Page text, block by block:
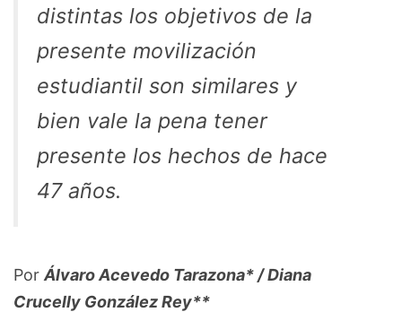
distintas los objetivos de la
presente movilización
estudiantil son similares y
bien vale la pena tener
presente los hechos de hace
47 años.
Por Álvaro Acevedo Tarazona* / Diana
Crucelly González Rey**